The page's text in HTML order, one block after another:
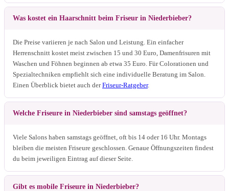
Was kostet ein Haarschnitt beim Friseur in Niederbieber?
Die Preise variieren je nach Salon und Leistung. Ein einfacher
Herrenschnitt kostet meist zwischen 15 und 30 Euro, Damenfrisuren mit
Waschen und Föhnen beginnen ab etwa 35 Euro. Für Colorationen und
Spezialtechniken empfiehlt sich eine individuelle Beratung im Salon.
Einen Überblick bietet auch derFriseur-Ratgeber.
Welche Friseure in Niederbieber sind samstags geöffnet?
Viele Salons haben samstags geöffnet, oft bis 14 oder 16 Uhr. Montags
bleiben die meisten Friseure geschlossen. Genaue Öffnungszeiten findest
du beim jeweiligen Eintrag auf dieser Seite.
Gibt es mobile Friseure in Niederbieber?